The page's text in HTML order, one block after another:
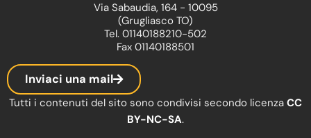
Via Sabaudia, 164 - 10095
(Grugliasco TO)
Tel. 01140188210-502
Fax 01140188501
Inviaci una mail
Tutti i contenuti del sito sono condivisi secondo licenza CC
BY-NC-SA.